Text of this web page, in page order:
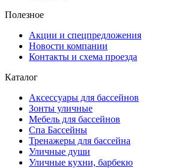
Полезное
Акции и спецпредложения
Новости компании
Контакты и схема проезда
Каталог
Аксессуары для бассейнов
Зонты уличные
Мебель для бассейнов
Спа Бассейны
Тренажеры для бассейна
Уличные души
Уличные кухни, барбекю